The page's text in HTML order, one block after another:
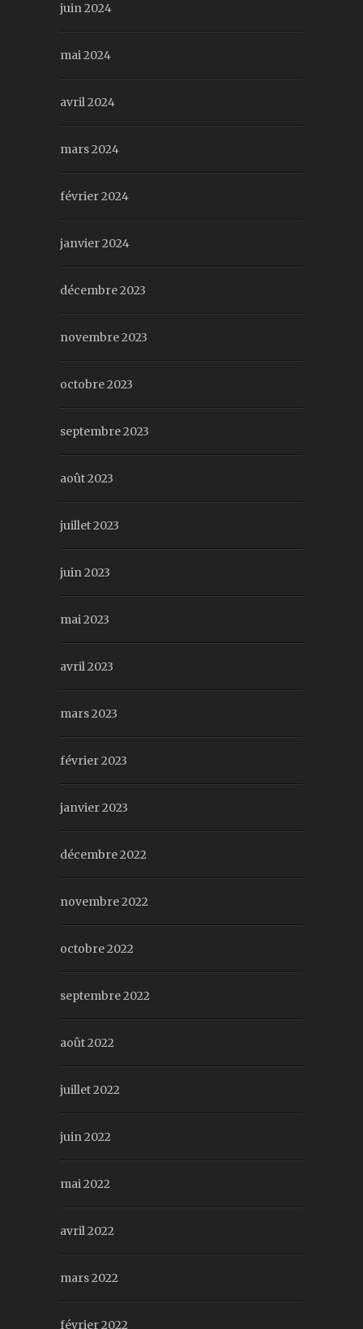
juin 2024
mai 2024
avril 2024
mars 2024
février 2024
janvier 2024
décembre 2023
novembre 2023
octobre 2023
septembre 2023
août 2023
juillet 2023
juin 2023
mai 2023
avril 2023
mars 2023
février 2023
janvier 2023
décembre 2022
novembre 2022
octobre 2022
septembre 2022
août 2022
juillet 2022
juin 2022
mai 2022
avril 2022
mars 2022
février 2022